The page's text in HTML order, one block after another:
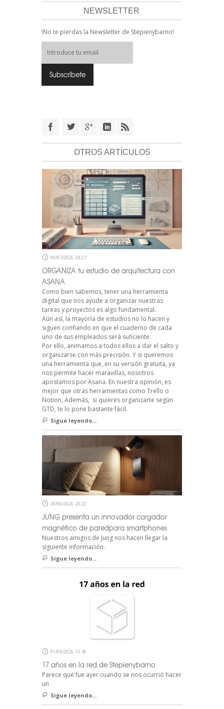
NEWSLETTER
!No te pierdas la Newsletter de Stepienybarno!
OTROS ARTÍCULOS
09/07/2026, 20:27
ORGANIZA tu estudio de arquitectura con
ASANA
Como bien sabemos, tener una herramienta
digital que nos ayude a organizar nuestras
tareas y proyectos es algo fundamental.
Aún así, la mayoría de estudios no lo hacen y
siguen confiando en que el cuaderno de cada
uno de sus empleados será suficiente.
Por ello, animamos a todos ellos a dar el salto y
organizarse con más precisión. Y si queremos
una herramienta que, en su versión gratuita, ya
nos permite hacer maravillas, nosotros
apostamos por Asana. En nuestra opinión, es
mejor que otras herramientas como Trello o
Notion, Además, si quieres organizarte según
GTD, te lo pone bastante fácil.
Sigue leyendo...
20/06/2026, 20:22
JUNG presenta un innovador cargador
magnético de paredpara smartphones
Nuestros amigos de Jung nos hacen llegar la
siguiente información.
Sigue leyendo...
01/05/2026, 12:36
17 años en la red de Stepienybarno
Parece que fue ayer cuando se nos ocurrió hacer
un
Sigue leyendo...